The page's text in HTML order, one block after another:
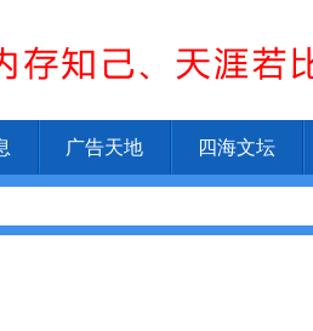
广告天地 四海文坛